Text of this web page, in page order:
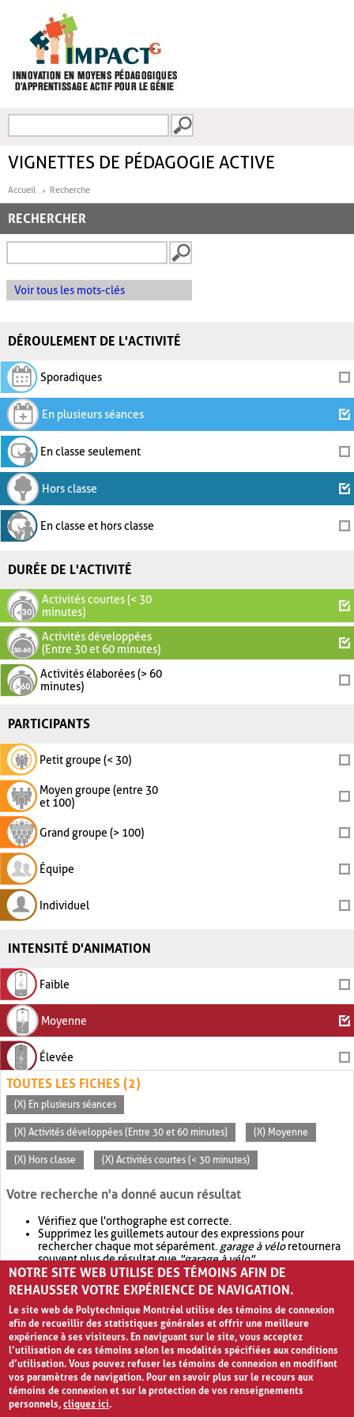
FORMULAIRE DE
VIGNETTES DE PÉDAGOGIE ACTIVE
Accueil Recherche
RECHERCHER
Voir tous les mots-clés
DÉROULEMENT DE L'ACTIVITÉ
Sporadiques
En plusieurs séances
En classe seulement
Hors classe
En classe et hors classe
DURÉE DE L'ACTIVITÉ
Activités courtes (< 30
minutes)
Activités développées
(Entre 30 et 60 minutes)
Activités élaborées (> 60
minutes)
PARTICIPANTS
Petit groupe (< 30)
Moyen groupe (entre 30
et 100)
Grand groupe (> 100)
Équipe
Individuel
INTENSITÉ D'ANIMATION
Faible
Moyenne
Élevée
TOUTES LES FICHES (2)
(X) En plusieurs séances
(X) Activités développées (Entre 30 et 60 minutes) (X) Moyenne
(X) Hors classe (X) Activités courtes (< 30 minutes)
Votre recherche n'a donné aucun résultat
Vérifiez que l'orthographe est correcte.
Supprimez les guillemets autour des expressions pour
rechercher chaque mot séparément. garage à véloretournera
souvent plus de résultat que"garage à vélo".
Envisagez d'élargir votre recherche avec OR.garage OR vélo
retournera souvent plus de résultat quegarage à vélo
NOTRE SITE WEB UTILISE DES TÉMOINS AFIN DE
REHAUSSER VOTRE EXPÉRIENCE DE NAVIGATION.
Le site web de Polytechnique Montréal utilise des témoins de connexion
afin de recueillir des statistiques générales et offrir une meilleure
expérience à ses visiteurs. En naviguant sur le site, vous acceptez
l’utilisation de ces témoins selon les modalités spécifiées aux conditions
d’utilisation. Vous pouvez refuser les témoins de connexion en modifiant
vos paramètres de navigation. Pour en savoir plus sur le recours aux
témoins de connexion et sur la protection de vos renseignements
personnels,cliquez ici.